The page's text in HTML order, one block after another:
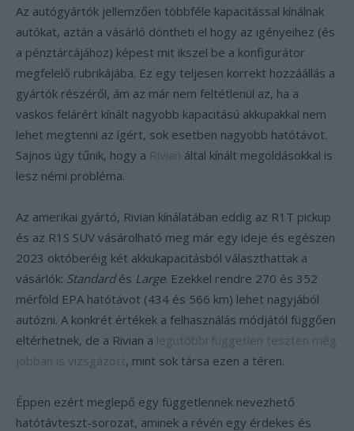
Az autógyártók jellemzően többféle kapacitással kínálnak
autókat, aztán a vásárló döntheti el hogy az igényeihez (és
a pénztárcájához) képest mit ikszel be a konfigurátor
megfelelő rubrikájába. Ez egy teljesen korrekt hozzáállás a
gyártók részéről, ám az már nem feltétlenül az, ha a
vaskos felárért kínált nagyobb kapacitású akkupakkal nem
lehet megtenni az ígért, sok esetben nagyobb hatótávot.
Sajnos úgy tűnik, hogy a Rivian által kínált megoldásokkal is
lesz némi probléma.
Az amerikai gyártó, Rivian kínálatában eddig az R1T pickup
és az R1S SUV vásárolható meg már egy ideje és egészen
2023 októberéig két akkukapacitásból választhattak a
vásárlók: Standardés Large. Ezekkel rendre 270 és 352
mérföld EPA hatótávot (434 és 566 km) lehet nagyjából
autózni. A konkrét értékek a felhasználás módjától függően
eltérhetnek, de a Rivian a legutóbbi független teszten még
jobban is vizsgázott, mint sok társa ezen a téren.
Éppen ezért meglepő egy függetlennek nevezhető
hatótávteszt-sorozat, aminek a révén egy érdekes és